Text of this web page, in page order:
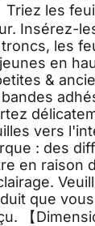
Triez les
Insérez-
les
en
&
vers
: des
en raison
que
【